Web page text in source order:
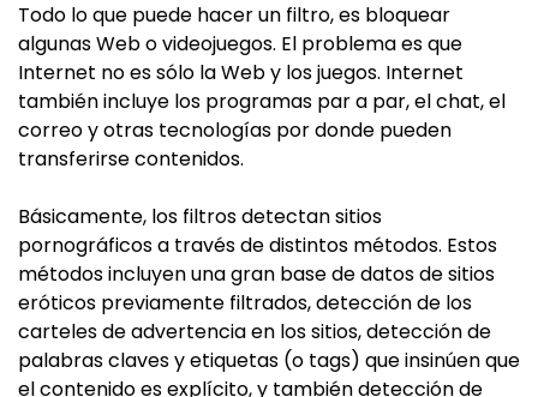
Todo lo que puede hacer un filtro, es bloquear
algunas Web o videojuegos. El problema es que
Internet no es sólo la Web y los juegos. Internet
también incluye los programas par a par, el chat, el
correo y otras tecnologías por donde pueden
transferirse contenidos.
Básicamente, los filtros detectan sitios
pornográficos a través de distintos métodos. Estos
métodos incluyen una gran base de datos de sitios
eróticos previamente filtrados, detección de los
carteles de advertencia en los sitios, detección de
palabras claves y etiquetas (o tags) que insinúen que
el contenido es explícito, y también detección de